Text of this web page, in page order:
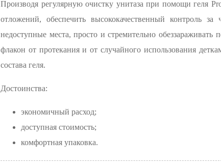
Производя регулярную очистку унитаза при помощи геля
отложений, обеспечить высококачественный контроль
недоступные места, просто и стремительно
флакон от протекания и от случайного использования
состава геля.
Достоинства:
экономичный расход;
доступная стоимость;
комфортная упаковка.